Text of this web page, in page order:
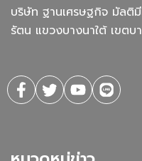
บริษัท ฐานเศรษฐกิจ มัลติ
รัตน แขวงบางนาใต้ เขต